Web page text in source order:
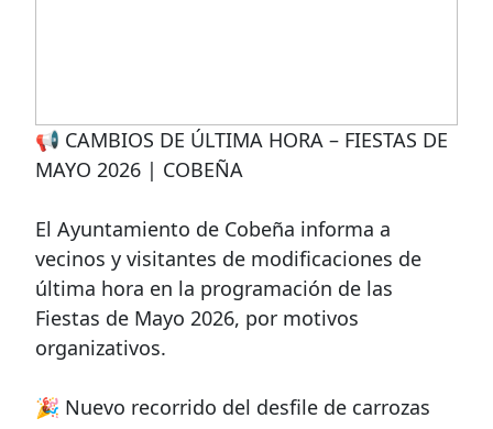
📢 CAMBIOS DE ÚLTIMA HORA – FIESTAS DE
MAYO 2026 | COBEÑA
El Ayuntamiento de Cobeña informa a
vecinos y visitantes de modificaciones de
última hora en la programación de las
Fiestas de Mayo 2026, por motivos
organizativos.
🎉 Nuevo recorrido del desfile de carrozas